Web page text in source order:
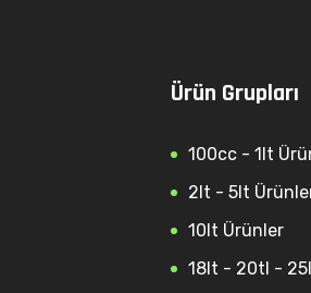
Ürün Grupları
100cc - 1lt
2lt - 5lt
10lt Ürünler
18lt - 20tl -